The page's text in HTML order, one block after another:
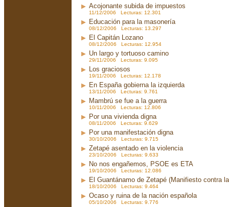
Acojonante subida de impuestos
11/12/2006 Lecturas: 12.301
Educación para la masonería
08/12/2006 Lecturas: 13.297
El Capitán Lozano
08/12/2006 Lecturas: 12.954
Un largo y tortuoso camino
29/11/2006 Lecturas: 9.095
Los graciosos
19/11/2006 Lecturas: 12.178
En España gobierna la izquierda
13/11/2006 Lecturas: 9.761
Mambrú se fue a la guerra
10/11/2006 Lecturas: 12.806
Por una vivienda digna
08/11/2006 Lecturas: 9.629
Por una manifestación digna
30/10/2006 Lecturas: 9.715
Zetapé asentado en la violencia
23/10/2006 Lecturas: 9.633
No nos engañemos, PSOE es ETA
19/10/2006 Lecturas: 12.086
El Guantánamo de Zetapé (Manifiesto contra
18/10/2006 Lecturas: 9.464
Ocaso y ruina de la nación española
05/10/2006 Lecturas: 9.776